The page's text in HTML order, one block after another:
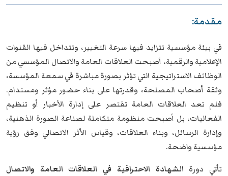
مقدمة:
في بيئة مؤسسية تتزايد فيها سرعة التغيير، وتتداخل فيها القنوات
الإعلامية والرقمية، أصبحت العلاقات العامة والاتصال المؤسسي من
الوظائف الاستراتيجية التي تؤثر بصورة مباشرة في سمعة المؤسسة،
وثقة أصحاب المصلحة، وقدرتها على بناء حضور مؤثر ومستدام.
فلم تعد العلاقات العامة تقتصر على إدارة الأخبار أو تنظيم
الفعاليات، بل أصبحت منظومة متكاملة لصناعة الصورة الذهنية،
وإدارة الرسائل، وبناء العلاقات، وقياس الأثر الاتصالي وفق رؤية
مؤسسية واضحة.
تأتي دورة الشهادة الاحترافية في العلاقات العامة والاتصال